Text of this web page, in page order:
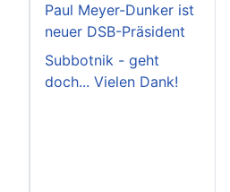
Paul Meyer-Dunker ist
neuer DSB-Präsident
Subbotnik - geht
doch... Vielen Dank!